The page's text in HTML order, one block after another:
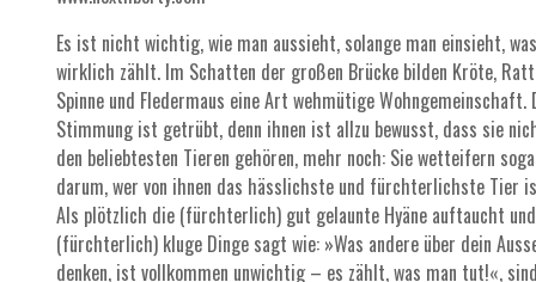
Es ist nicht wichtig, wie man aussieht, solange man einsieht,
wirklich zählt. Im Schatten der großen Brücke bilden Kröte,
Spinne und Fledermaus eine Art wehmütige Wohngemeinschaft.
Stimmung ist getrübt, denn ihnen ist allzu bewusst, dass sie
den beliebtesten Tieren gehören, mehr noch: Sie wetteifern
darum, wer von ihnen das hässlichste und fürchterlichste Tier
Als plötzlich die (fürchterlich) gut gelaunte Hyäne auftaucht und
(fürchterlich) kluge Dinge sagt wie: »Was andere über dein
denken, ist vollkommen unwichtig – es zählt, was man tut!«,